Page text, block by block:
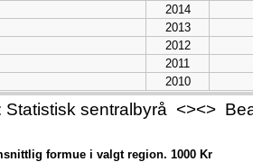
2014
2013
2012
2011
2010
2009
2008
2006
Statistisk sentralbyrå <><>
formue i valgt region. 1000 Kr